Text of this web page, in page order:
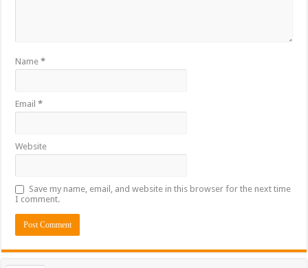
Name*
Email*
Website
Save my name, email, and website in this browser for the next time
I comment.